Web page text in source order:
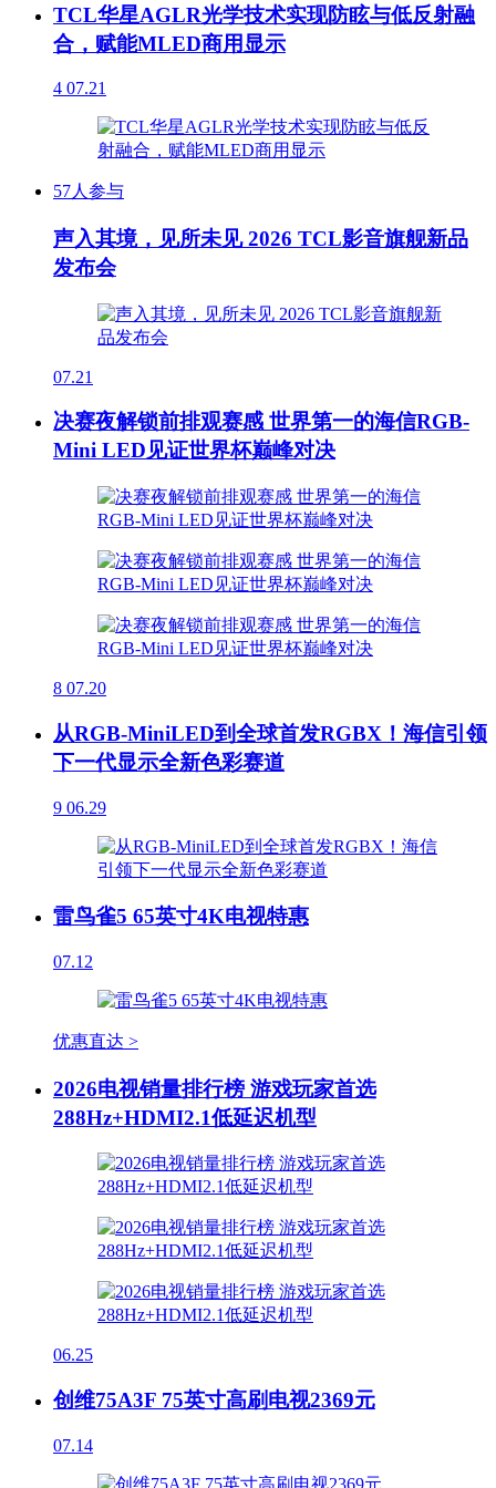
TCL华星AGLR光学技术实现防眩与低反射融
合，赋能MLED商用显示
4 07.21
57人参与
声入其境，见所未见 2026 TCL影音旗舰新品
发布会
07.21
决赛夜解锁前排观赛感 世界第一的海信RGB-
Mini LED见证世界杯巅峰对决
8 07.20
从RGB-MiniLED到全球首发RGBX！海信引领
下一代显示全新色彩赛道
9 06.29
雷鸟雀5 65英寸4K电视特惠
07.12
优惠直达 >
2026电视销量排行榜 游戏玩家首选
288Hz+HDMI2.1低延迟机型
06.25
创维75A3F 75英寸高刷电视2369元
07.14